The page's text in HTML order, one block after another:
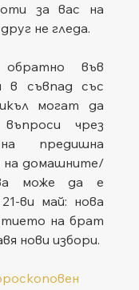
за вас на
не гледа.
обратно във
в съвпад със
могат да
въпроси чрез
предишна
на домашните/
може да е
ви май: нова
на брат
нови избори.